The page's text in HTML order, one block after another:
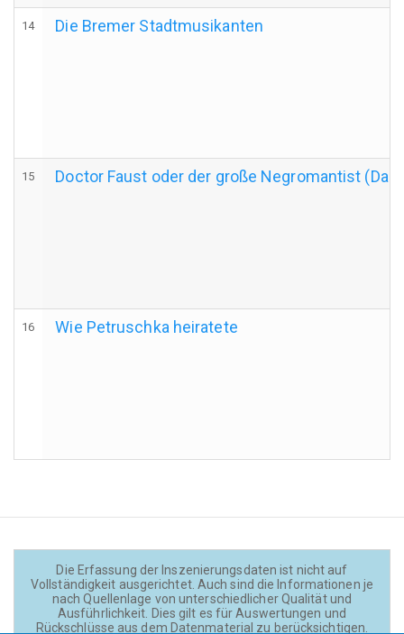
14 Die Bremer Stadtmusikanten
15 Doctor Faust oder der große Negromantist
16 Wie Petruschka heiratete
Die Erfassung der Inszenierungsdaten ist nicht auf
Vollständigkeit ausgerichtet. Auch sind die Informationen je
nach Quellenlage von unterschiedlicher Qualität und
Ausführlichkeit. Dies gilt es für Auswertungen und
Rückschlüsse aus dem Datenmaterial zu berücksichtigen.